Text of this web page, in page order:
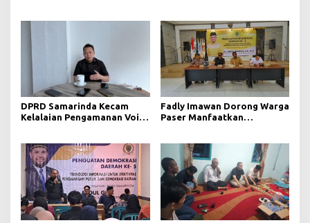
DPRD Samarinda Kecam
Kelalaian Pengamanan Void
Fadly Imawan Dorong Warga
Paser Manfaatkan
Pemerintahan